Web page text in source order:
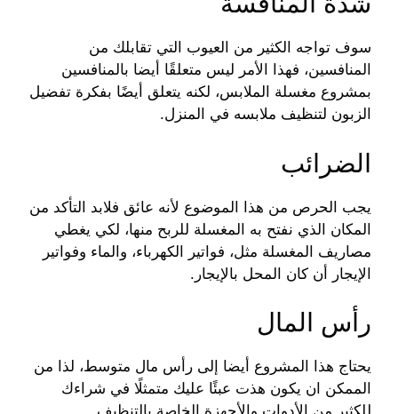
سوف تواجه الكثير من العيوب التي تقابلك من
المنافسين، فهذا الأمر ليس متعلقًا أيضا بالمنافسين
بمشروع مغسلة الملابس، لكنه يتعلق أيضًا بفكرة تفضيل
الزبون لتنظيف ملابسه في المنزل.
الضرائب
يجب الحرص من هذا الموضوع لأنه عائق فلابد التأكد من
المكان الذي نفتح به المغسلة للربح منها، لكي يغطي
مصاريف المغسلة مثل، فواتير الكهرباء، والماء وفواتير
الإيجار أن كان المحل بالإيجار.
رأس المال
يحتاج هذا المشروع أيضا إلى رأس مال متوسط، لذا من
الممكن ان يكون هذت عبئًا عليك متمثلًا في شراءك
للكثير من الأدوات والأجهزة الخاصة بالتنظيف.